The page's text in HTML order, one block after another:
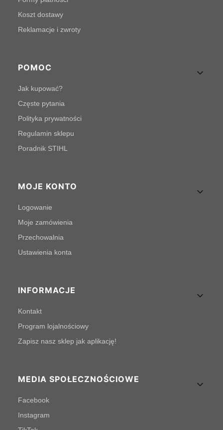
Koszt dostawy
Reklamacje i zwroty
POMOC
Jak kupować?
Częste pytania
Polityka prywatności
Regulamin sklepu
Poradnik STIHL
MOJE KONTO
Logowanie
Moje zamówienia
Przechowalnia
Ustawienia konta
INFORMACJE
Kontakt
Program lojalnościowy
Zapisz nasz sklep jak aplikację!
MEDIA SPOŁECZNOŚCIOWE
Facebook
Instagram